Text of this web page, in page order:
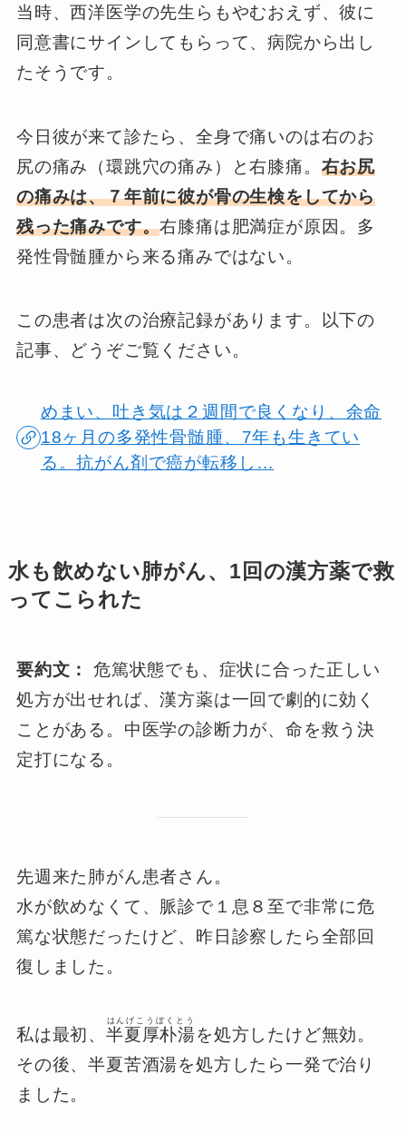
当時、西洋医学の先生らもやむおえず、彼に
同意書にサインしてもらって、病院から出し
たそうです。
今日彼が来て診たら、全身で痛いのは右のお
尻の痛み（環跳穴の痛み）と右膝痛。 右お尻
の痛みは、７年前に彼が骨の生検をしてから
残った痛みです。右膝痛は肥満症が原因。多
発性骨髄腫から来る痛みではない。
この患者は次の治療記録があります。以下の
記事、どうぞご覧ください。
めまい、吐き気は２週間で良くなり、余命
18ヶ月の多発性骨髄腫、7年も生きてい
る。抗がん剤で癌が転移し…
水も飲めない肺がん、1回の漢方薬で救
ってこられた
要約文：
危篤状態でも、症状に合った正しい
処方が出せれば、漢方薬は一回で劇的に効く
ことがある。中医学の診断力が、命を救う決
定打になる。
先週来た肺がん患者さん。
水が飲めなくて、脈診で１息８至で非常に危
篤な状態だったけど、昨日診察したら全部回
復しました。
私は最初、 半夏厚朴湯
はんげこうぼくとう
を処方したけど無効。
その後、半夏苦酒湯を処方したら一発で治り
ました。